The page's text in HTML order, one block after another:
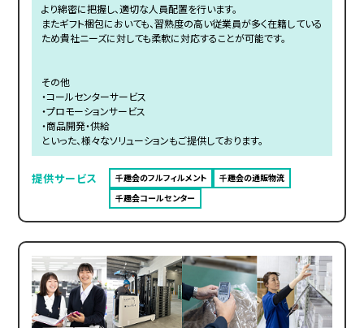
より綿密に把握し、適切な人員配置を行います。
またギフト梱包においても、習熟度の高い従業員が多く在籍している
ため貴社ニーズに対しても柔軟に対応することが可能です。
その他
・コールセンターサービス
・プロモーションサービス
・商品開発・供給
といった、様々なソリューションもご提供しております。
提供サービス 千趣会のフルフィルメント
千趣会の通販物流
千趣会コールセンター